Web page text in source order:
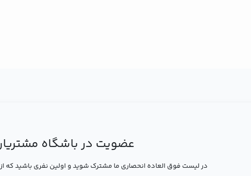
عضویت در باشگاه
در لیست فوق العاده انحصاری ما مشترک شوید و اولین نفری باشید که